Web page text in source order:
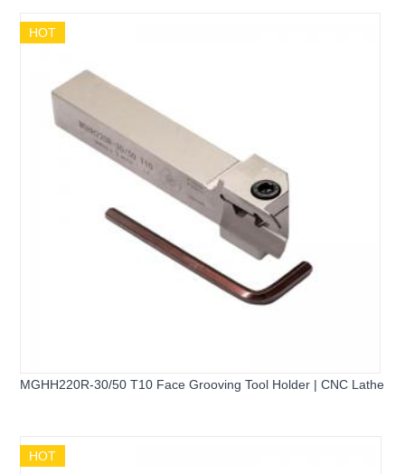
HOT
MGHH220R-30/50 T10 Face Grooving Tool Holder | CNC Lathe
HOT